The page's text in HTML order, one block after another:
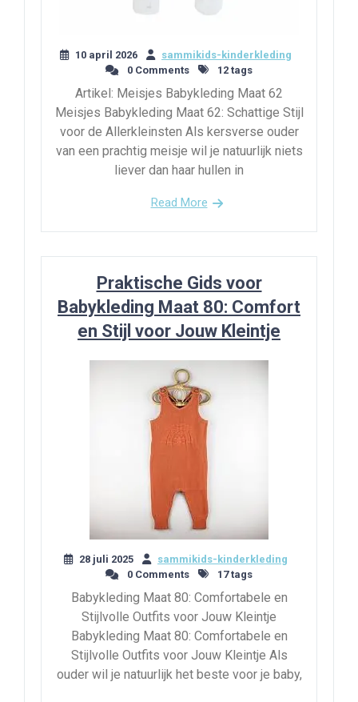
10 april 2026
sammikids-kinderkleding
0 Comments
12 tags
Artikel: Meisjes Babykleding Maat 62
Meisjes Babykleding Maat 62: Schattige Stijl
voor de Allerkleinsten Als kersverse ouder
van een prachtig meisje wil je natuurlijk niets
liever dan haar hullen in
Read More
Praktische Gids voor
Babykleding Maat 80: Comfort
en Stijl voor Jouw Kleintje
28 juli 2025
sammikids-kinderkleding
0 Comments
17 tags
Babykleding Maat 80: Comfortabele en
Stijlvolle Outfits voor Jouw Kleintje
Babykleding Maat 80: Comfortabele en
Stijlvolle Outfits voor Jouw Kleintje Als
ouder wil je natuurlijk het beste voor je baby,